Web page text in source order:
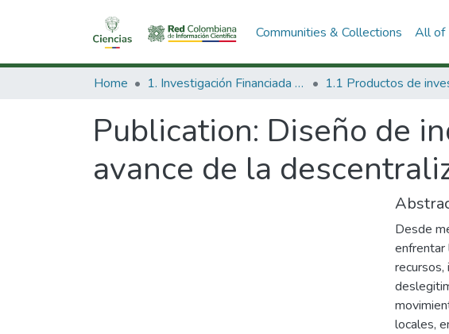
Communities & Collections All of
Home 1. Investigación Financiada con Recursos Públicos
Publication: Diseño de
avance de la
Desde
enfrentar
locales,